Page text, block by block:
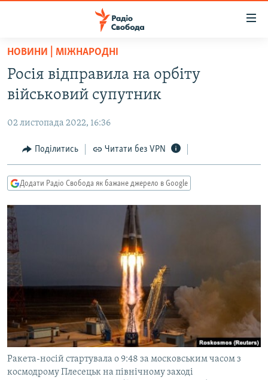
Перейти
основного
матеріалу
до
навігації
Перейти
до
ВСЕ ЗА ДОБУ
ПОЛІТИКА
ЕКОНОМІКА
КУЛЬТУРА
ВІЙНА
РОСІЙСЬКА «ФІЛЬТРАЦІЯ»
КРИМ.РЕАЛІЇ
ТИ ЯК?
СХЕМИ
КИТАЙ.ВИКЛИКИ
МУЛЬТИМЕДІА
ФОТО
СПЕЦПРОЄКТИ
ПОДКАСТИ
КРИМ РЕАЛІЇ
НОВИНИ | МІЖНАРОДНІ
Росія відправила на орбіту
військовий супутник
02 листопада 2022, 16:36
Поділитись Читати без VPN
Додати Радіо Свобода як бажане джерело в Google
Ракета-носій стартувала о 9:48 за московським часом з
космодрому Плесецьк на північному заході